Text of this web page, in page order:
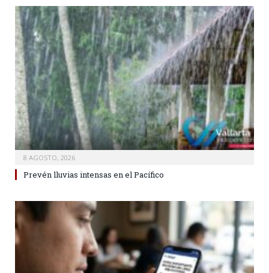
8 AGOSTO, 2026
Prevén lluvias intensas en el Pacífico